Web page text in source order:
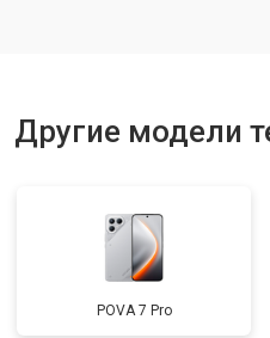
Другие модели
POVA 7 Pro